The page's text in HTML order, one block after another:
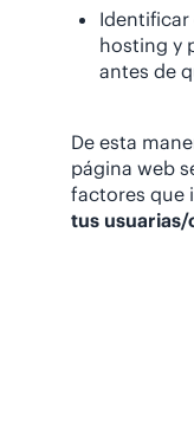
Identificar
hosting y
antes de
De esta
página web
factores que
tus usuarias/